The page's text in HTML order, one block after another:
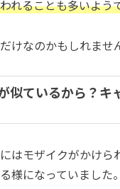
れることも多いよう
けなのかもしれませ
似ているから？キ
はモザイクがかけら
様になっていました。